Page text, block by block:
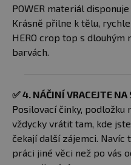
POWER materiál
Krásně přilne k tělu,
HERO crop top s dlouhým
barvách.
✅4. NÁČINÍ VRACEJTE
Posilovací činky,
vždycky vrátit tam, kde
čekají další zájemci. Navíc
práci jiné věci než po vás